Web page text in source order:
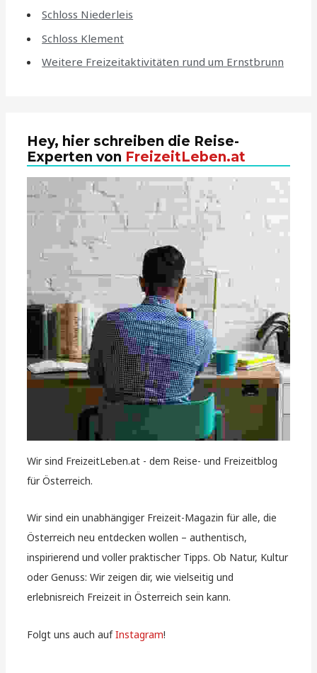
Schloss Niederleis
Schloss Klement
Weitere Freizeitaktivitäten rund um Ernstbrunn
Hey, hier schreiben die Reise-
Experten von FreizeitLeben.at
Wir sind FreizeitLeben.at - dem Reise- und Freizeitblog
für Österreich.
Wir sind ein unabhängiger Freizeit-Magazin für alle, die
Österreich neu entdecken wollen – authentisch,
inspirierend und voller praktischer Tipps. Ob Natur, Kultur
oder Genuss: Wir zeigen dir, wie vielseitig und
erlebnisreich Freizeit in Österreich sein kann.
Folgt uns auch aufInstagram!